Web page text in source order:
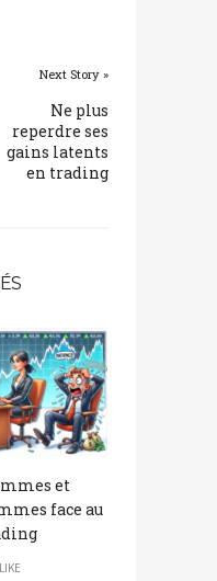
Next Story »
Ne plus
reperdre ses
gains latents
en trading
et
face au
LIKE